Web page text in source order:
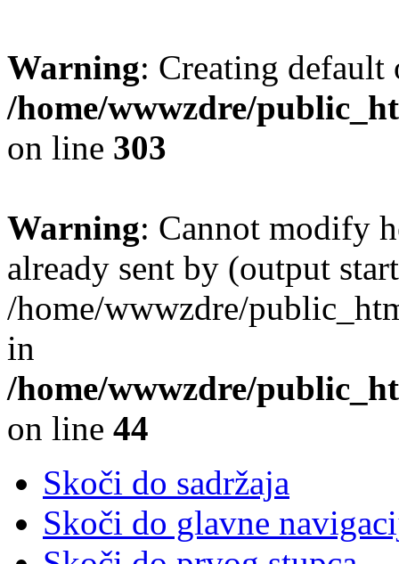
Warning: Creating
/home/wwwzdre/
on line 303
Warning: Cannot modify
already sent by (output
/home/wwwzdre/
in
/home/wwwzdre/
on line 44
Skoči do sadržaja
Skoči do glavne